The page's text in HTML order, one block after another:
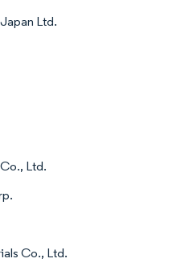
Ltd.
Ltd.
Co., Ltd.